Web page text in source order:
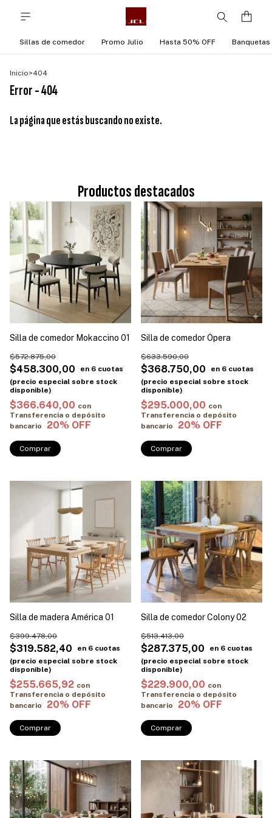
Sillas de comedor Promo Julio Hasta 50% OFF Banquetas
Inicio>404
Error - 404
La página que estás buscando no existe.
Productos destacados
Silla de comedor Mokaccino 01
$458.300,00
$572.875,00
$366.640,00 con
Transferencia o depósito
bancario
Comprar
Silla de comedor Ópera
$368.750,00
$633.590,00
$295.000,00 con
Transferencia o depósito
bancario
Comprar
Silla de madera América 01
$319.582,40
$399.478,00
$255.665,92 con
Transferencia o depósito
bancario
Comprar
Silla de comedor Colony 02
$287.375,00
$513.413,00
$229.900,00 con
Transferencia o depósito
bancario
Comprar